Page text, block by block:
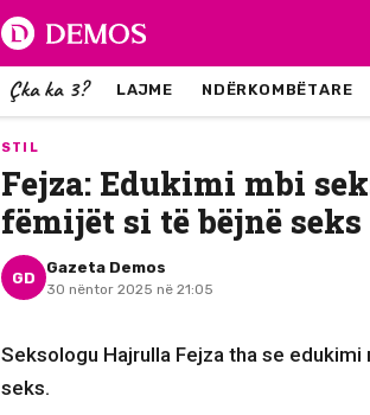
Çka ka 3? LAJME NDËRKOMBËTARE
STIL
Fejza: Edukimi mbi
fëmijët si të bëjnë seks
GD
Gazeta Demos
30 nëntor 2025 në 21:05
Seksologu Hajrulla Fejza tha se
seks.